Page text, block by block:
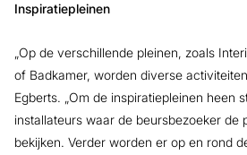
Inspiratiepleinen
„Op de verschillende pleinen, zoals
of Badkamer, worden diverse
Egberts. „Om de inspiratiepleinen heen
installateurs waar de beursbezoeker de
bekijken. Verder worden er op en rond